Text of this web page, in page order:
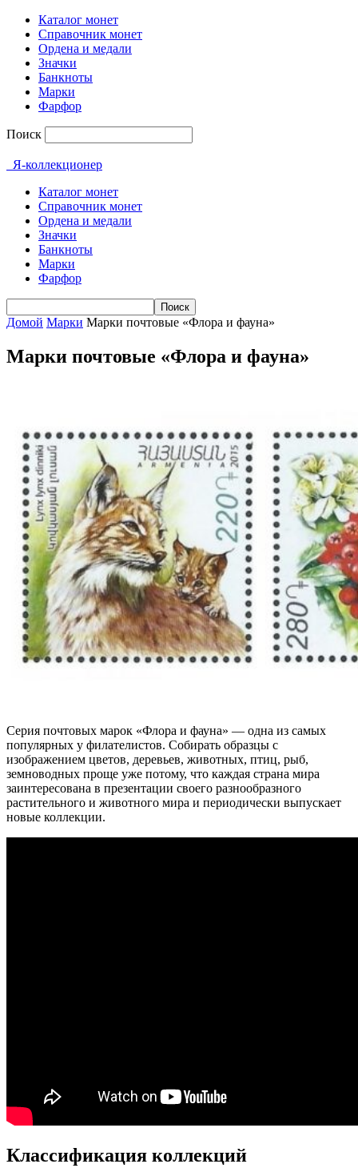
Каталог монет
Справочник монет
Ордена и медали
Значки
Банкноты
Марки
Фарфор
Поиск
Я-коллекционер
Каталог монет
Справочник монет
Ордена и медали
Значки
Банкноты
Марки
Фарфор
Домой Марки Марки почтовые «Флора и фауна»
Марки почтовые «Флора и фауна»
Серия почтовых марок «Флора и фауна» — одна из самых
популярных у филателистов. Собирать образцы с
изображением цветов, деревьев, животных, птиц, рыб,
земноводных проще уже потому, что каждая страна мира
заинтересована в презентации своего разнообразного
растительного и животного мира и периодически выпускает
новые коллекции.
Классификация коллекций